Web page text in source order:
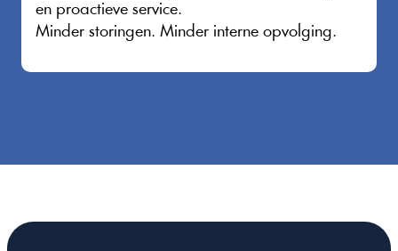
en proactieve service.
Minder storingen. Minder interne opvolging.